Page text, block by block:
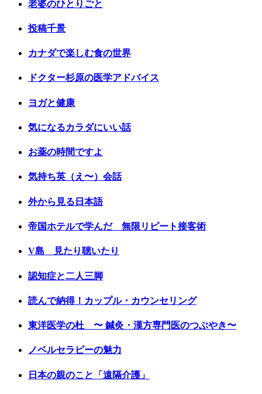
老婆のひとりごと
投稿千景
カナダで楽しむ食の世界
ドクター杉原の医学アドバイス
ヨガと健康
気になるカラダにいい話
お薬の時間ですよ
気持ち英（え〜）会話
外から見る日本語
帝国ホテルで学んだ 無限リピート接客術
V島 見たり聴いたり
認知症と二人三脚
読んで納得！カップル・カウンセリング
東洋医学の杜 〜 鍼灸・漢方専門医のつぶやき〜
ノベルセラピーの魅力
日本の親のこと「遠隔介護」